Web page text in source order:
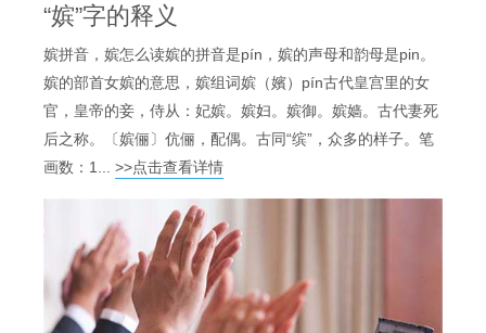
“嫔”字的释义
嫔拼音，嫔怎么读嫔的拼音是pín，嫔的声母和韵母是pin。
嫔的部首女嫔的意思，嫔组词嫔（嬪）pín古代皇宫里的女
官，皇帝的妾，侍从：妃嫔。嫔妇。嫔御。嫔嫱。古代妻死
后之称。〔嫔俪〕伉俪，配偶。古同“缤”，众多的样子。笔
画数：1... >>点击查看详情